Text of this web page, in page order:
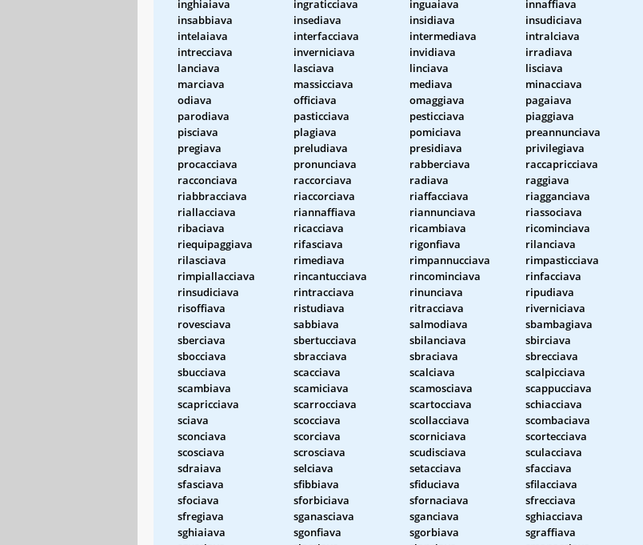
inghiaiava
ingraticciava inguaiava
innaffiava
insabbiava
insediava insidiava
insudiciava
intelaiava
interfacciava intermediava
intralciava
intrecciava
inverniciava invidiava
irradiava
lanciava
lasciava linciava
lisciava
marciava
massicciava mediava
minacciava
odiava
officiava omaggiava
pagaiava
parodiava
pasticciava pesticciava
piaggiava
pisciava
plagiava pomiciava
preannunciava
pregiava
preludiava presidiava
privilegiava
procacciava
pronunciava rabberciava
raccapricciava
racconciava
raccorciava radiava
raggiava
riabbracciava
riaccorciava riaffacciava
riagganciava
riallacciava
riannaffiava riannunciava
riassociava
ribaciava
ricacciava ricambiava
ricominciava
riequipaggiava
rifasciava rigonfiava
rilanciava
rilasciava
rimediava rimpannucciava
rimpasticciava
rimpiallacciava
rincantucciava rincominciava
rinfacciava
rinsudiciava
rintracciava rinunciava
ripudiava
risoffiava
ristudiava ritracciava
riverniciava
rovesciava
sabbiava salmodiava
sbambagiava
sberciava
sbertucciava sbilanciava
sbirciava
sbocciava
sbracciava sbraciava
sbrecciava
sbucciava
scacciava scalciava
scalpicciava
scambiava
scamiciava scamosciava
scappucciava
scapricciava
scarrocciava scartocciava
schiacciava
sciava
scocciava scollacciava
scombaciava
sconciava
scorciava scorniciava
scortecciava
scosciava
scrosciava scudisciava
sculacciava
sdraiava
selciava setacciava
sfacciava
sfasciava
sfibbiava sfiduciava
sfilacciava
sfociava
sforbiciava sfornaciava
sfrecciava
sfregiava
sganasciava sganciava
sghiacciava
sghiaiava
sgonfiava sgorbiava
sgraffiava